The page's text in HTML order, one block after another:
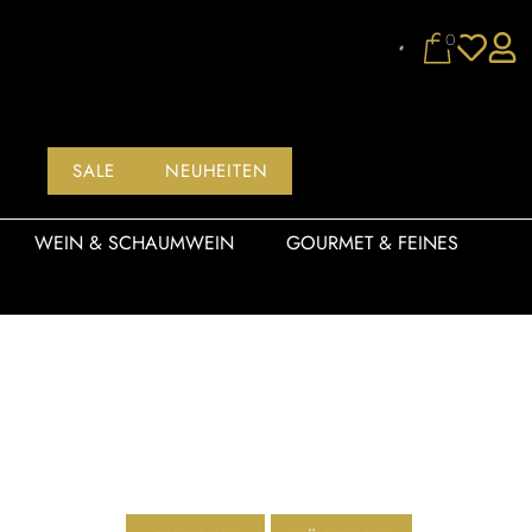
0
SALE NEUHEITEN
WEIN & SCHAUMWEIN
GOURMET & FEINES